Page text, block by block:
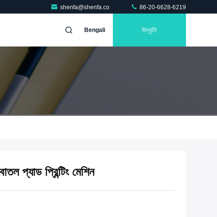
shenfa@shenfa.co 86-20-6628-6219
Bengali উদ্ধৃতি
প্যাড প্রিন্টিং মেশিন